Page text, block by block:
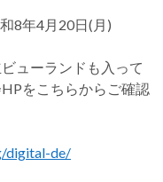
8年4月20日(月)
ューランドも入って
をこちらからご確認
digital-de/